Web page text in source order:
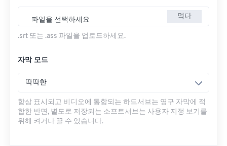
파일을 선택하세요 먹다
.srt 또는 .ass 파일을 업로드하세요.
자막 모드
딱딱한
항상 표시되고 비디오에 통합되는 하드서브는 영구 자막에 적
합한 반면, 별도로 저장되는 소프트서브는 사용자 지정 보기를
위해 켜거나 끌 수 있습니다.